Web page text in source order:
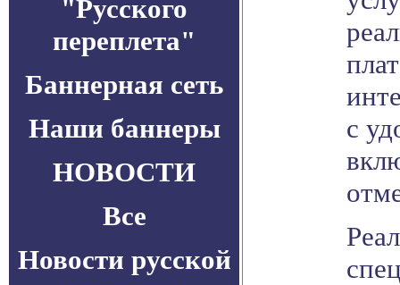
"Русского
переплета"
Баннерная сеть
Наши баннеры
НОВОСТИ
Все
Новости русской
с